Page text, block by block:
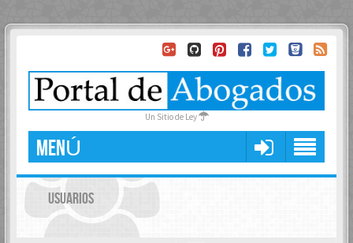
Un Sitio de Ley
MENÚ
USUARIOS